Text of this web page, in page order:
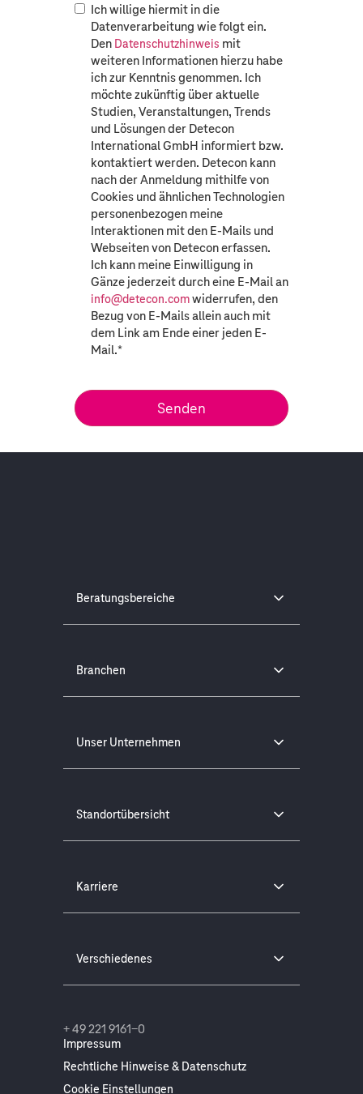
Ich willige hiermit in die
Datenverarbeitung wie folgt ein.
Den Datenschutzhinweis mit
weiteren Informationen hierzu habe
ich zur Kenntnis genommen. Ich
möchte zukünftig über aktuelle
Studien, Veranstaltungen, Trends
und Lösungen der Detecon
International GmbH informiert bzw.
kontaktiert werden. Detecon kann
nach der Anmeldung mithilfe von
Cookies und ähnlichen Technologien
personenbezogen meine
Interaktionen mit den E-Mails und
Webseiten von Detecon erfassen.
Ich kann meine Einwilligung in
Gänze jederzeit durch eine E-Mail an
info@detecon.comwiderrufen, den
Bezug von E-Mails allein auch mit
dem Link am Ende einer jeden E-
Mail.*
Beratungsbereiche
Branchen
Unser Unternehmen
Standortübersicht
Karriere
Verschiedenes
Impressum
Rechtliche Hinweise & Datenschutz
Cookie Einstellungen
+ 49 221 9161-0